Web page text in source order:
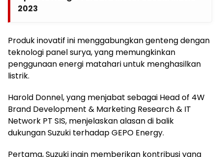
2023
Produk inovatif ini menggabungkan genteng dengan
teknologi panel surya, yang memungkinkan
penggunaan energi matahari untuk menghasilkan
listrik.
Harold Donnel, yang menjabat sebagai Head of 4W
Brand Development & Marketing Research & IT
Network PT SIS, menjelaskan alasan di balik
dukungan Suzuki terhadap GEPO Energy.
Pertama, Suzuki ingin memberikan kontribusi yang